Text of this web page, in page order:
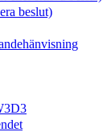
beslut)